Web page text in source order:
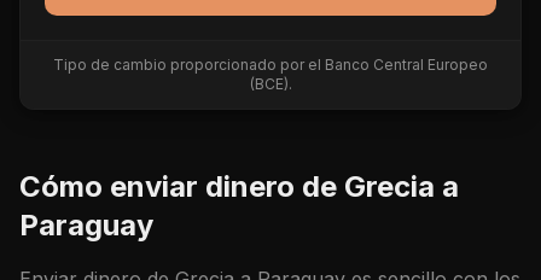
Tipo de cambio proporcionado por el Banco Central Europeo
(BCE).
Cómo enviar dinero de Grecia a
Paraguay